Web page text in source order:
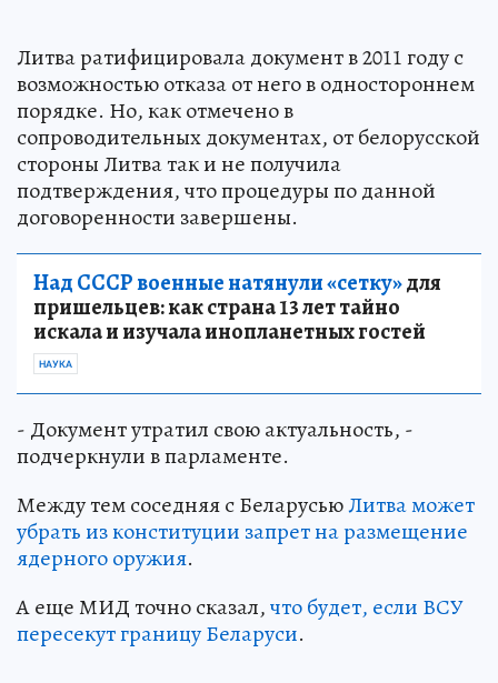
Литва ратифицировала документ в 2011 году с
возможностью отказа от него в одностороннем
порядке. Но, как отмечено в
сопроводительных документах, от белорусской
стороны Литва так и не получила
подтверждения, что процедуры по данной
договоренности завершены.
Над СССР военные натянули «сетку»для
пришельцев: как страна 13 лет тайно
искала и изучала инопланетных гостей
НАУКА
- Документ утратил свою актуальность, -
подчеркнули в парламенте.
Между тем соседняя с БеларусьюЛитва может
убрать из конституции запрет на размещение
ядерного оружия.
А еще МИД точно сказал,что будет, если ВСУ
пересекут границу Беларуси.